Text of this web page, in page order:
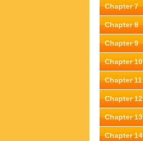
Chapter 7
Chapter 8
Chapter 9
Chapter 10
Chapter 11
Chapter 12
Chapter 13
Chapter 14